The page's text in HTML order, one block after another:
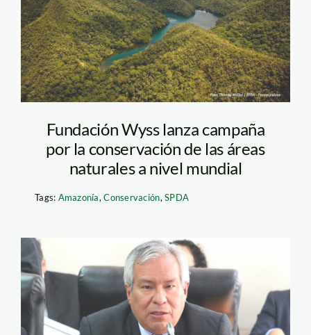
Fundación Wyss lanza campaña
por la conservación de las áreas
naturales a nivel mundial
Tags: Amazonía,Conservación,SPDA
pedro-gamboa—
comision-de-pueblos